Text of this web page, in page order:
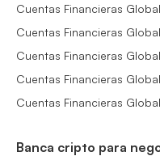
Cuentas Financieras
Cuentas Financieras
Cuentas Financieras
Cuentas Financieras
Cuentas Financieras
Banca cripto para